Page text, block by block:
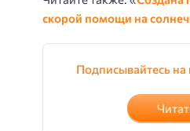
скорой помощи на
Подписывайтесь